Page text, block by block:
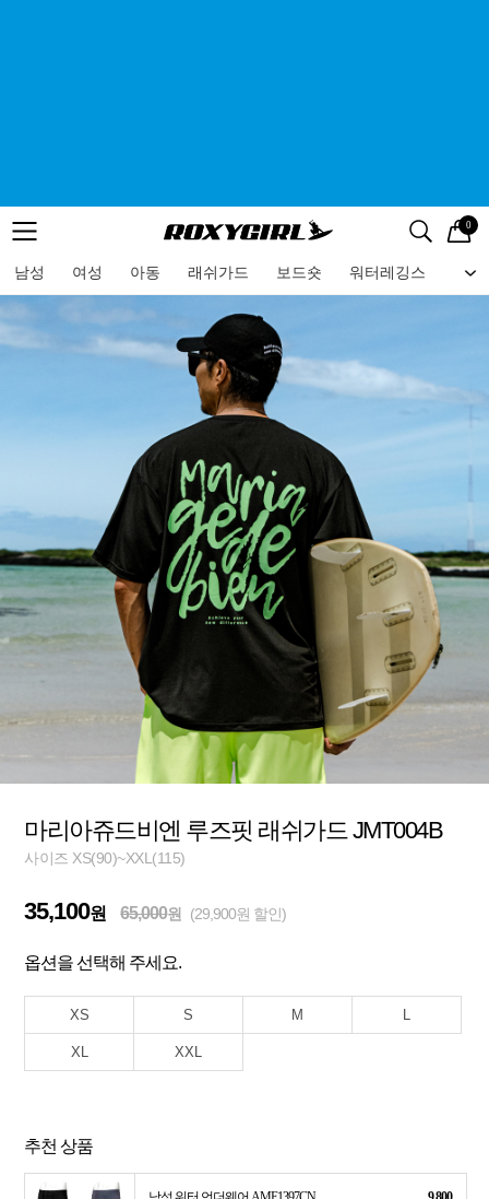
메뉴 검색
로고 0
남성 여성 아동 래쉬가드 보드숏 워터레깅스 비
메뉴
마리아쥬드비엔 루즈핏 래쉬가드 JMT004B
사이즈 XS(90)~XXL(115)
35,100원 65,000원 (29,900원 할인)
옵션을 선택해 주세요.
XS S M L
XL XXL
추천 상품